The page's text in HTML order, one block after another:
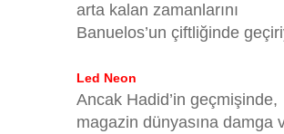
arta kalan zamanlarını
Banuelos’un çiftliğinde
Led Neon
Ancak Hadid’in geçmişinde,
magazin dünyasına damga